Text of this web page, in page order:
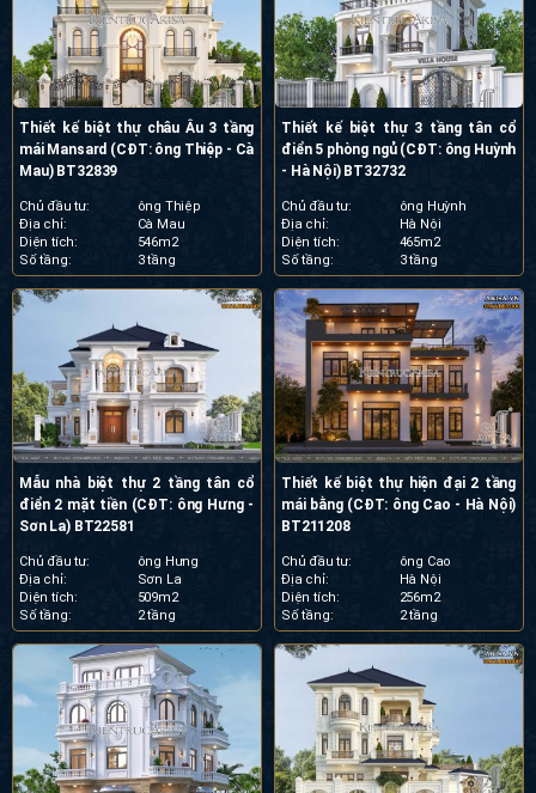
Thiết kế biệt thự châu Âu 3 tầng
mái Mansard (CĐT: ông Thiệp - Cà
Mau) BT32839
Chủ đầu tư:
ông Thiệp
Địa chỉ:
Cà Mau
Diện tích:
546m2
Số tầng:
3 tầng
Thiết kế biệt thự 3 tầng tân cổ
điển 5 phòng ngủ (CĐT: ông Huỳnh
- Hà Nội) BT32732
Chủ đầu tư:
ông Huỳnh
Địa chỉ:
Hà Nội
Diện tích:
465m2
Số tầng:
3 tầng
Mẫu nhà biệt thự 2 tầng tân cổ
điển 2 mặt tiền (CĐT: ông Hưng -
Sơn La) BT22581
Chủ đầu tư:
ông Hưng
Địa chỉ:
Sơn La
Diện tích:
509m2
Số tầng:
2 tầng
Thiết kế biệt thự hiện đại 2 tầng
mái bằng (CĐT: ông Cao - Hà Nội)
BT211208
Chủ đầu tư:
ông Cao
Địa chỉ:
Hà Nội
Diện tích:
256m2
Số tầng:
2 tầng